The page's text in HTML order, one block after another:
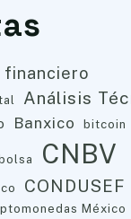
financiero
Análisis
Banxico bitcoin
CNBV
CONDUSEF
México